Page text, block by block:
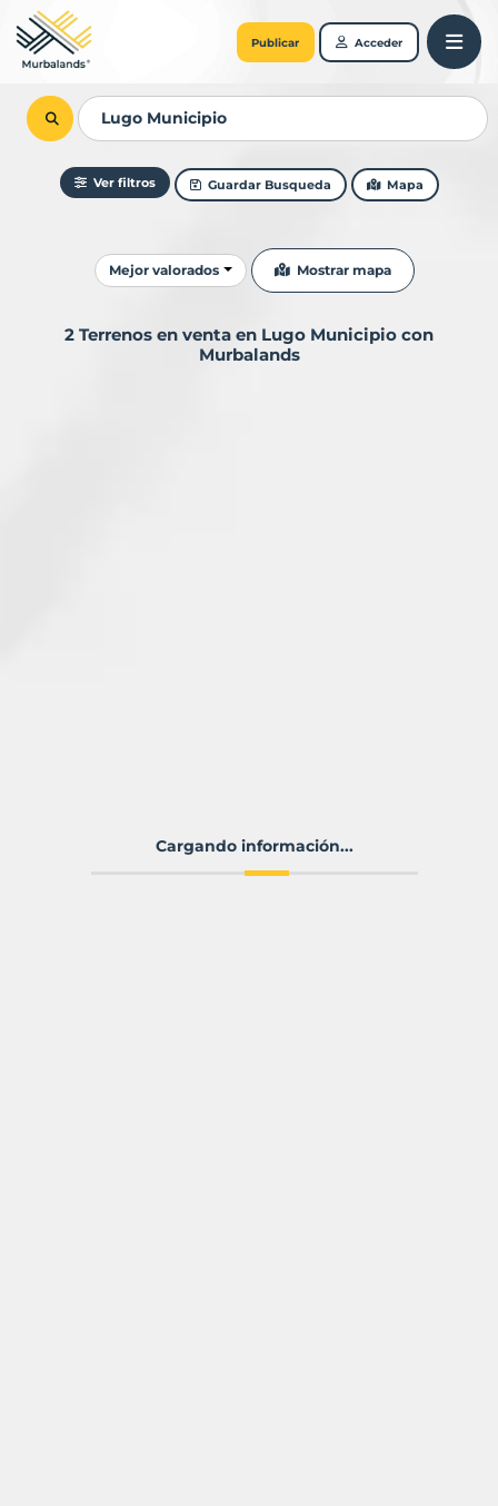
Publicar Acceder
Ver filtros Guardar Busqueda Mapa
Ordenar resultados
Mejor valorados Mostrar mapa
2 Terrenos en venta en Lugo Municipio con
Murbalands
Cargando información...